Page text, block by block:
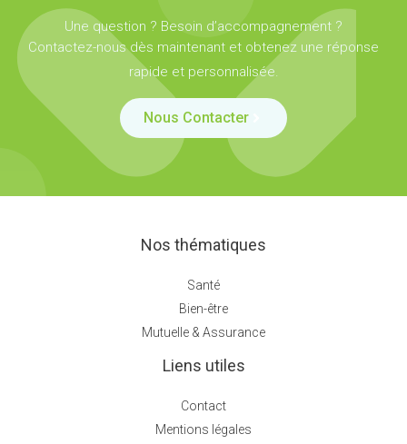
Une question ? Besoin d’accompagnement ?
Contactez-nous dès maintenant et obtenez une réponse
rapide et personnalisée.
Nous Contacter
Nos thématiques
Santé
Bien-être
Mutuelle & Assurance
Liens utiles
Contact
Mentions légales